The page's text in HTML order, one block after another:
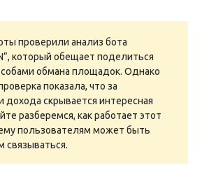
проверили анализ бота
который обещает поделиться
обмана площадок. Однако
показала, что за
дохода скрывается интересная
разберемся, как работает этот
пользователям может быть
связываться.